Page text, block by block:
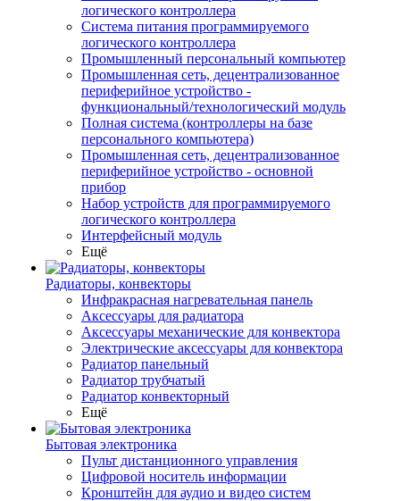
логического контроллера
Система питания программируемого
логического контроллера
Промышленный персональный компьютер
Промышленная сеть, децентрализованное
периферийное устройство -
функциональный/технологический модуль
Полная система (контроллеры на базе
персонального компьютера)
Промышленная сеть, децентрализованное
периферийное устройство - основной
прибор
Набор устройств для программируемого
логического контроллера
Интерфейсный модуль
Ещё
Радиаторы, конвекторы
Инфракрасная нагревательная панель
Аксессуары для радиатора
Аксессуары механические для конвектора
Электрические аксессуары для конвектора
Радиатор панельный
Радиатор трубчатый
Радиатор конвекторный
Ещё
Бытовая электроника
Пульт дистанционного управления
Цифровой носитель информации
Кронштейн для аудио и видео систем